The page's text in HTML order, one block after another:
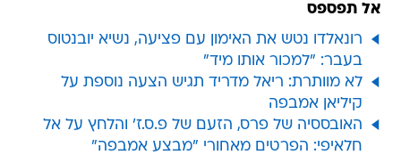
אל תפספס
רונאלדו נטש את האימון עם פציעה, נשיא יובנטוס
בעבר: "למכור אותו מיד"
לא מוותרת: ריאל מדריד תגיש הצעה נוספת על
קיליאן אמבפה
האובססיה של פרס, הזעם של פ.ס.ז' והלחץ על אל
חלאיפי: הפרטים מאחורי "מבצע אמבפה"